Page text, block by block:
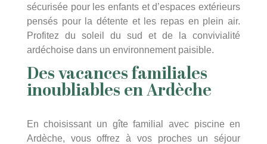
sécurisée pour les enfants et d’espaces extérieurs
pensés pour la détente et les repas en plein air.
Profitez du soleil du sud et de la convivialité
ardéchoise dans un environnement paisible.
Des vacances familiales
inoubliables en Ardèche
En choisissant un gîte familial avec piscine en
Ardèche, vous offrez à vos proches un séjour